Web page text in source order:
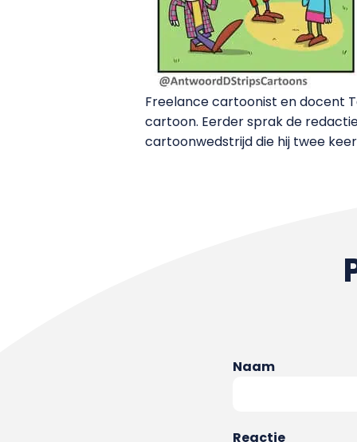
Freelance cartoonist en docent
cartoon. Eerder sprak de
cartoonwedstrijd die hij twee
Naam
Reactie